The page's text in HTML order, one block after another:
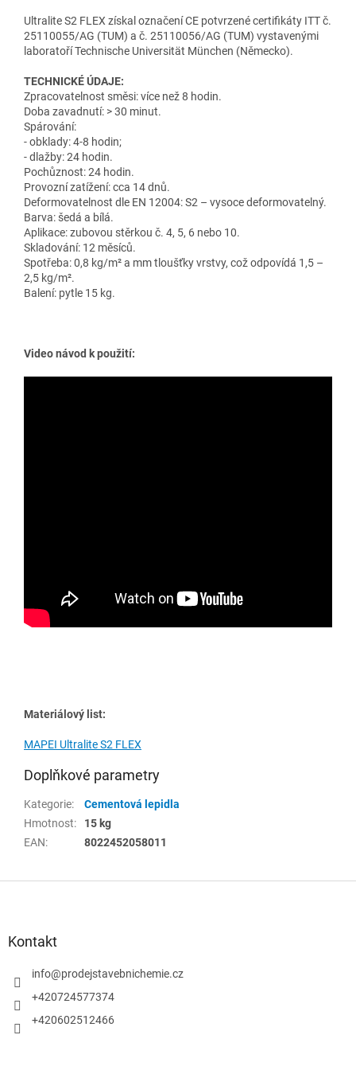
Ultralite S2 FLEX získal označení CE potvrzené certifikáty ITT č.
25110055/AG (TUM) a č. 25110056/AG (TUM) vystavenými
laboratoří Technische Universität München (Německo).
TECHNICKÉ ÚDAJE:
Zpracovatelnost směsi: více než 8 hodin.
Doba zavadnutí: > 30 minut.
Spárování:
- obklady: 4-8 hodin;
- dlažby: 24 hodin.
Pochůznost: 24 hodin.
Provozní zatížení: cca 14 dnů.
Deformovatelnost dle EN 12004: S2 – vysoce deformovatelný.
Barva: šedá a bílá.
Aplikace: zubovou stěrkou č. 4, 5, 6 nebo 10.
Skladování: 12 měsíců.
Spotřeba: 0,8 kg/m² a mm tloušťky vrstvy, což odpovídá 1,5 –
2,5 kg/m².
Balení: pytle 15 kg.
Video návod k použití:
Materiálový list:
MAPEI Ultralite S2 FLEX
Doplňkové parametry
Kategorie:
Cementová lepidla
Hmotnost:
15 kg
EAN: 8022452058011
Kontakt
info@prodejstavebnichemie.cz
+420724577374
+420602512466